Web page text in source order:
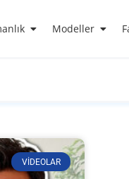
Modeller
VIDEOLAR